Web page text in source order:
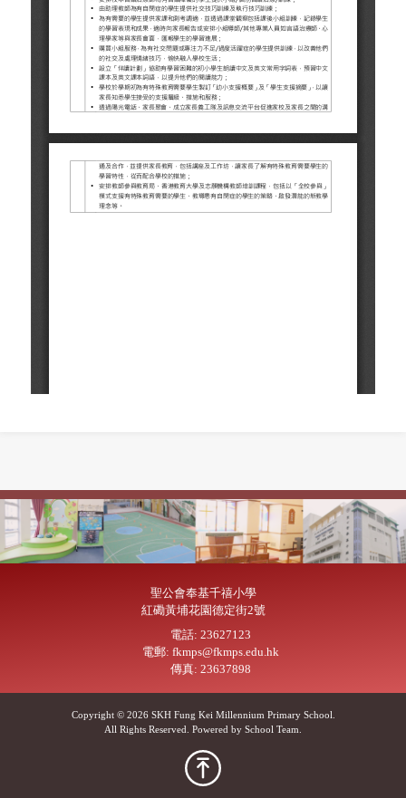
聖公會奉基千禧小學
紅磡黃埔花園德定街2號
電話: 23627123
電郵: fkmps@fkmps.edu.hk
傳真: 23637898
Copyright © 2026 SKH Fung Kei Millennium Primary School.
All Rights Reserved. Powered by School Team